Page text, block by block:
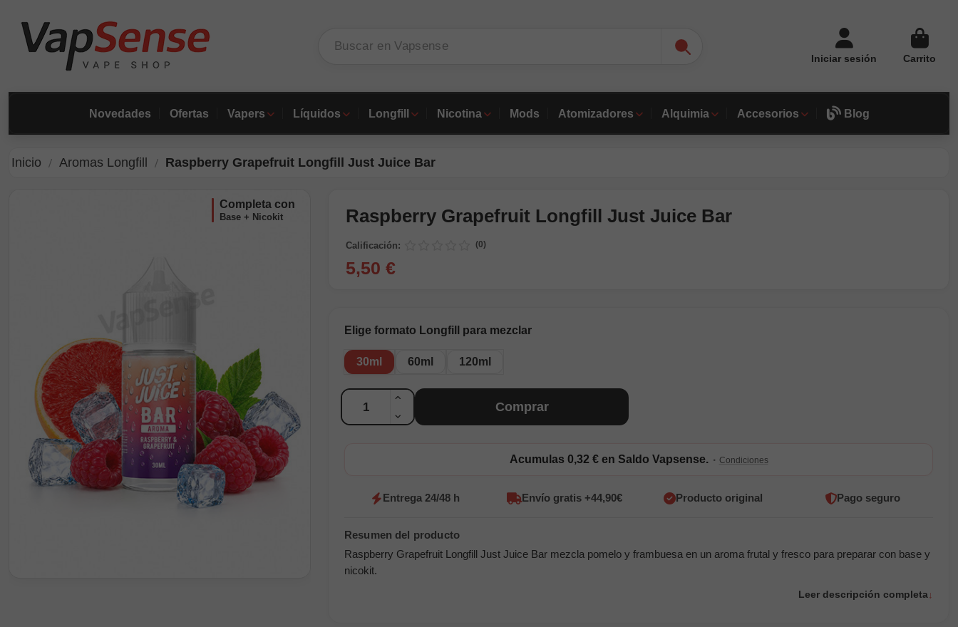
Iniciar sesión Carrito
Novedades Ofertas Vapers Líquidos Longfill Nicotina Mods Atomizadores Alquimia Accesorios Blog
Inicio Aromas Longfill Raspberry Grapefruit Longfill Just Juice Bar
completa con
Base + Nicokit Raspberry Grapefruit Longfill Just Juice Bar
Calificación: (0)
5,50 €
Elige formato Longfill para mezclar
30ml 60ml 120ml
Cantidad
Comprar
Acumulas 0,32 € en Saldo Vapsense. · Condiciones
Entrega 24/48 h Envío gratis +44,90€ Producto original Pago seguro
Raspberry Grapefruit Longfill Just Juice Bar mezcla pomelo y frambuesa en un aroma frutal y fresco para preparar con base y
nicokit.
Leer descripción completa